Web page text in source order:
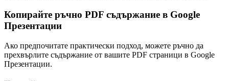
Копирайте ръчно PDF съдържание в Google
Презентации
Ако предпочитате практически подход, можете ръчно да
прехвърлите съдържание от вашите PDF страници в Google
Презентации.